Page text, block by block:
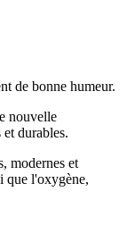
de bonne humeur.
nouvelle
durables.
modernes et
que l'oxygène,